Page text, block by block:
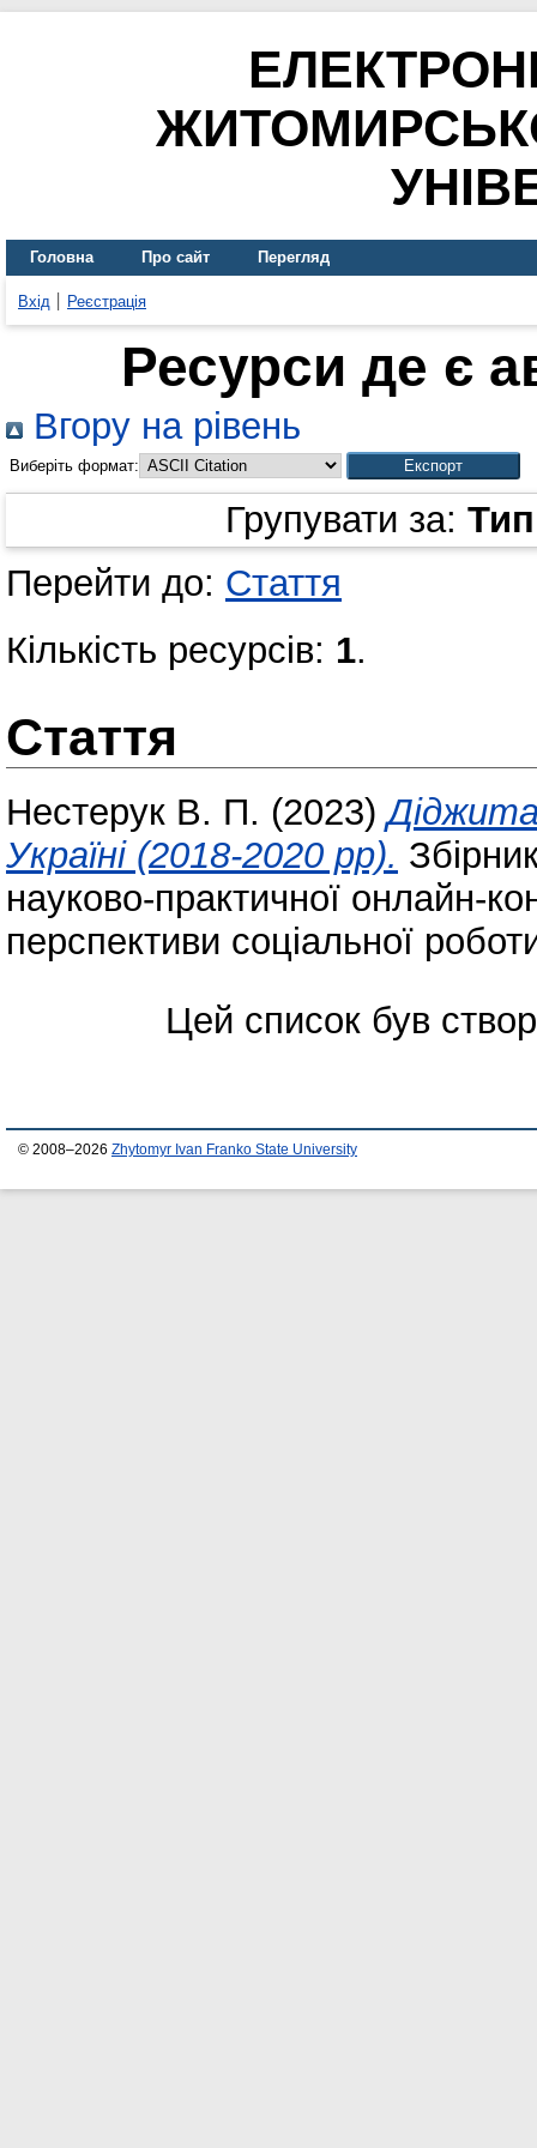
Головна Про сайт Перегляд
Вхід Реєстрація
Ресурси де є
Вгору на рівень
Виберіть формат:
Групувати за:
Перейти до: Стаття
Кількість ресурсів: 1.
Стаття
Нестерук В. П. (2023)
Україні (2018-2020 рр).
науково-практичної онлайн-
перспективи соціальної
Цей список був
© 2008–2026 Zhytomyr Ivan Franko State University